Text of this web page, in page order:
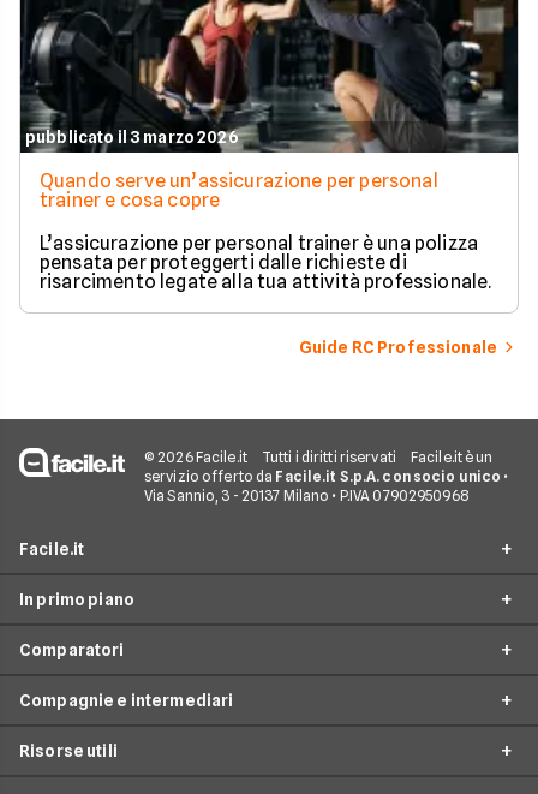
pubblicato il 3 marzo 2026
Quando serve un’assicurazione per personal
trainer e cosa copre
L’assicurazione per personal trainer è una polizza
pensata per proteggerti dalle richieste di
risarcimento legate alla tua attività professionale.
Guide RC Professionale
© 2026 Facile.it Tutti i diritti riservati
Facile.it è un
servizio offerto da Facile.it S.p.A. con socio unico •
Via Sannio, 3 - 20137 Milano • P.IVA 07902950968
Facile.it
Assicurazioni
Prestiti
In primo piano
Assicurazioni online
Assicurazione Auto
Assicurazione Moto
Comparatori
Preventivo assicurazione auto
Preventivo Assicurazione Moto
Compagnie e intermediari
Risorse utili